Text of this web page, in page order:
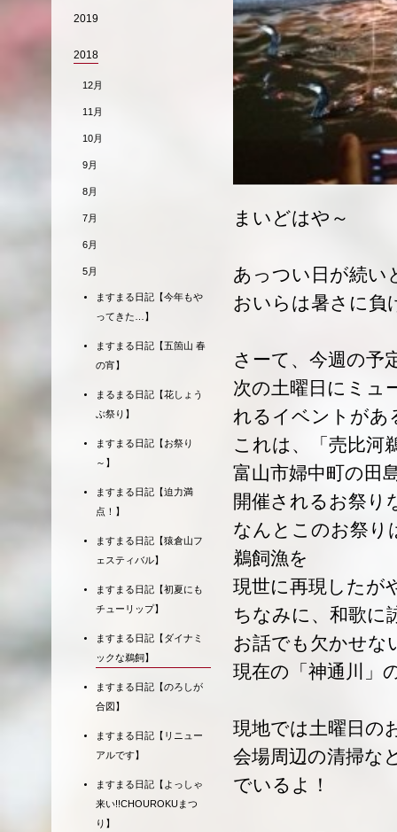
まいどはや～
あっつい日が続い
おいらは暑さに負
さーて、今週の予
次の土曜日にミュ
れるイベントがあ
これは、「売比
富山市婦中町の田
開催されるお祭り
なんとこのお祭り
鵜飼漁を
現世に再現したが
ちなみに、和歌に
お話でも欠かせな
現在の「神通川」
現地では土曜日の
会場周辺の清掃な
でいるよ！
2019
2018
12月
11月
10月
9月
8月
7月
6月
5月
ますまる日記【今年もや
ってきた…】
ますまる日記【五箇山 春
の宵】
まるまる日記【花しょう
ぶ祭り】
ますまる日記【お祭り
～】
ますまる日記【迫力満
点！】
ますまる日記【猿倉山フ
ェスティバル】
ますまる日記【初夏にも
チューリップ】
ますまる日記【ダイナミ
ックな鵜飼】
ますまる日記【のろしが
合図】
ますまる日記【リニュー
アルです】
ますまる日記【よっしゃ
来い!!CHOUROKUまつ
り】